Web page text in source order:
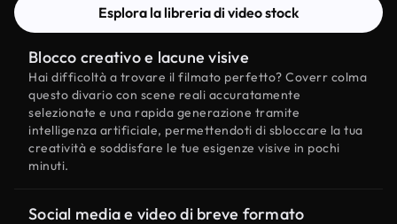
Esplora la libreria di video stock
Blocco creativo e lacune visive
Hai difficoltà a trovare il filmato perfetto? Coverr colma
questo divario con scene reali accuratamente
selezionate e una rapida generazione tramite
intelligenza artificiale, permettendoti di sbloccare la tua
creatività e soddisfare le tue esigenze visive in pochi
minuti.
Social media e video di breve formato